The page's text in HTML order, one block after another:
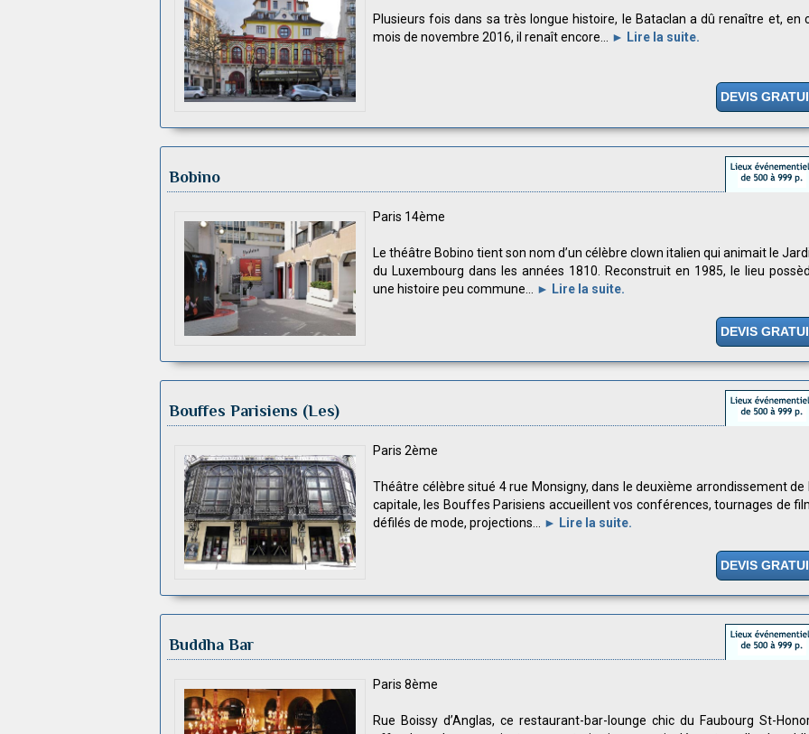
Plusieurs fois dans sa très longue histoire, le Bataclan a dû renaître et, en
mois de novembre 2016, il renaît encore...
► Lire la suite.
DEVIS
Bobino
Paris 14ème
Le théâtre Bobino tient son nom d’un célèbre clown italien qui animait le
du Luxembourg dans les années 1810. Reconstruit en 1985, le lieu
une histoire peu commune...
► Lire la suite.
DEVIS
Bouffes Parisiens (Les)
Paris 2ème
Théâtre célèbre situé 4 rue Monsigny, dans le deuxième arrondissement de
capitale, les Bouffes Parisiens accueillent vos conférences, tournages de
défilés de mode, projections...
► Lire la suite.
DEVIS
Buddha Bar
Paris 8ème
Rue Boissy d’Anglas, ce restaurant-bar-lounge chic du Faubourg St-